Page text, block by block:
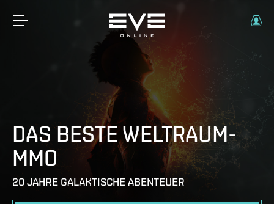
DAS BESTE WELTRAUM-
MMO
20 JAHRE GALAKTISCHE ABENTEUER